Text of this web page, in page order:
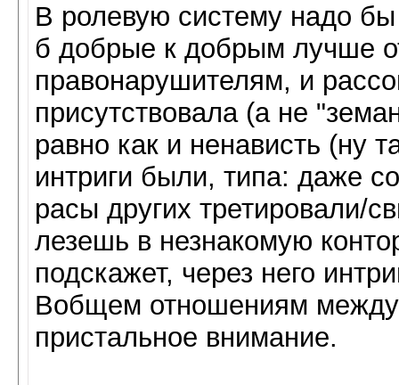
В ролевую систему надо
б добрые к добрым лучше
правонарушителям, и
присутствовала (а не
равно как и ненависть (ну
интриги были, типа: даже
расы других третировали/
лезешь в незнакомую
подскажет, через него
Вобщем отношениям
пристальное внимание.